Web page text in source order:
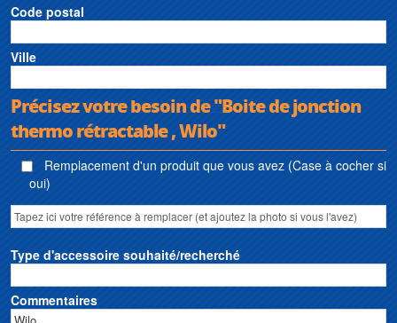
Code postal
Ville
Précisez votre besoin de "Boite de jonction
thermo rétractable , Wilo"
Remplacement d'un produit que vous avez (Case à cocher si
oui)
Type d'accessoire souhaité/recherché
Commentaires